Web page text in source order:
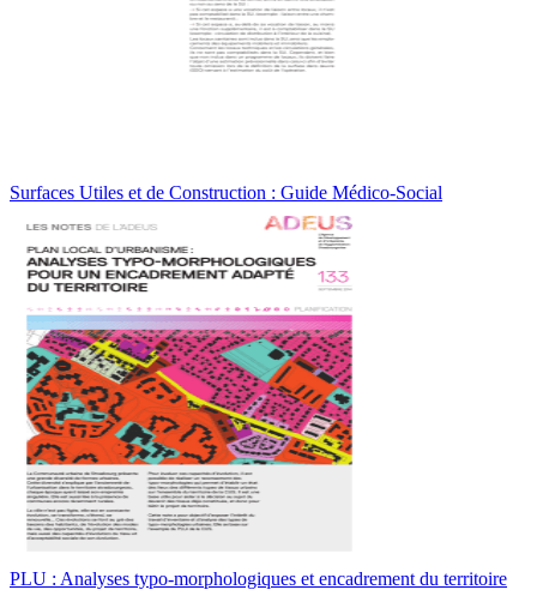
Surfaces Utiles et de Construction : Guide Médico-Social
PLU : Analyses typo-morphologiques et encadrement du territoire